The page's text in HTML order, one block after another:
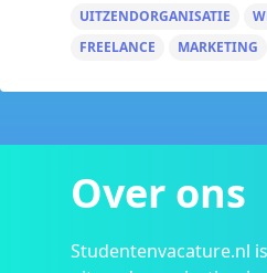
UITZENDORGANISATIE
FREELANCE
MARKETING
Over ons
Studentenvacature.nl